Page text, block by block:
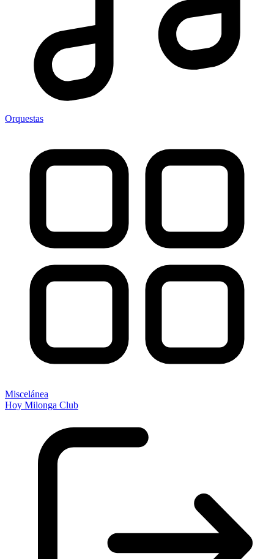
Orquestas
Miscelánea
Hoy Milonga Club